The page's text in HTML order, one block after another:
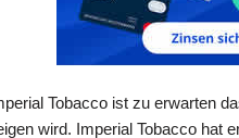
Tobacco ist zu erwarten
wird. Imperial Tobacco hat